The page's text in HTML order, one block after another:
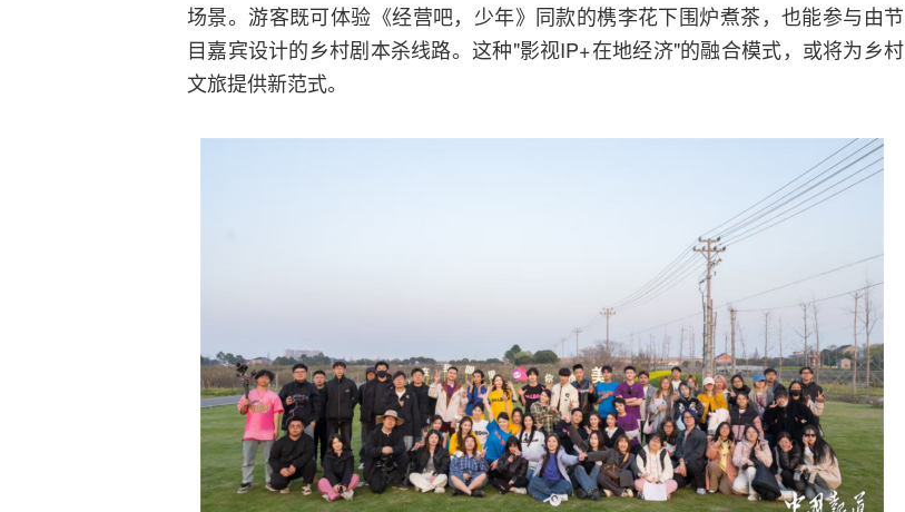
场景。游客既可体验《经营吧，少年》同款的槜李花下围炉煮茶，也能参与由节
目嘉宾设计的乡村剧本杀线路。这种"影视IP+在地经济"的融合模式，或将为乡村
文旅提供新范式。